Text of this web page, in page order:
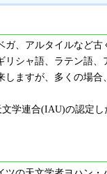
ガ、アルタイルなど古
リシャ語、ラテン語
しますが、多くの場合
学連合(IAU)の認定